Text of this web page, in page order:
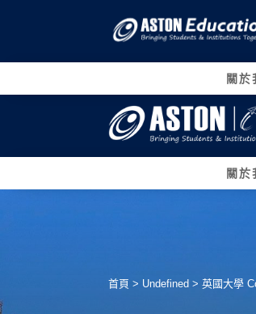
關於
關於
首頁 > Undefined >英國大學